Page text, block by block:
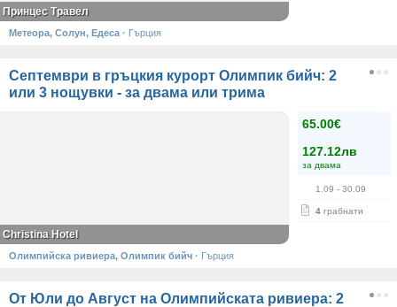
Принцес Травел
Метеора, Солун, Едеса · Гърция
Септември в гръцкия курорт Олимпик бийч: 2
или 3 нощувки - за двама или трима
65.00€
127.12лв
за двама
1.09 - 30.09
4 грабнати
Christina Hotel
Олимпийска ривиера, Олимпик бийч · Гърция
От Юли до Август на Олимпийската ривиера: 2